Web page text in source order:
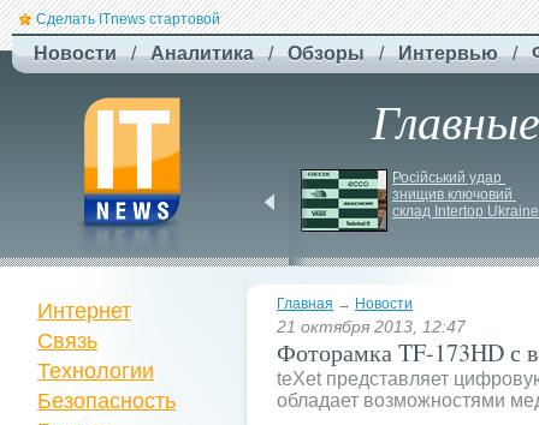
Сделать ITnews стартовой
Новости / Аналитика / Обзоры / Интервью /
платною через високі
витрати на роботу ІІ
Російський удар
знищив ключовий
склад Intertop Ukraine
Главная → Новости
21 октября 2013, 12:47
Фоторамка TF-173HD с
teXet представляет
обладает возможностями
Интернет
Связь
Технологии
Безопасность